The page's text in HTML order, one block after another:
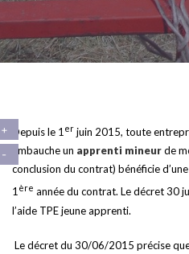
Depuis le 1er juin 2015, toute
embauche un apprenti mineurde
conclusion du contrat) bénéficie
1ère année du contrat. Le décret 30
l’aide TPE jeune apprenti.
Le décret du 30/06/2015 précise